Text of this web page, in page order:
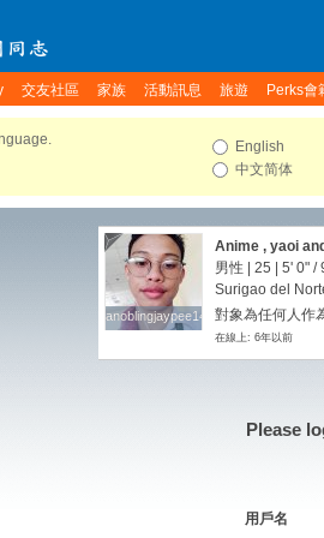
交友社區 家族 活動訊息 旅遊 Perks會
English
中文简体
anoblingjaypee143
anoblingjaypee143
Anime , yaoi
男性 | 25 | 5' 0" /
Surigao del
對象為任何人作
在線上: 6年以前
Please
用戶名